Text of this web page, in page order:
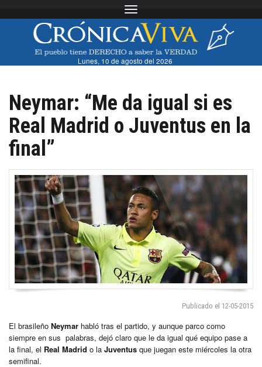
Toggle navigation
Lunes, 10 de agosto del 2026
Neymar: “Me da igual si es
Real Madrid o Juventus en la
final”
Publicado el 12-05-2015
El brasileño Neymar habló tras el partido, y aunque parco como
siempre en sus palabras, dejó claro que le da igual qué equipo pase a
la final, el Real Madrid o la Juventus que juegan este miércoles la otra
semifinal.